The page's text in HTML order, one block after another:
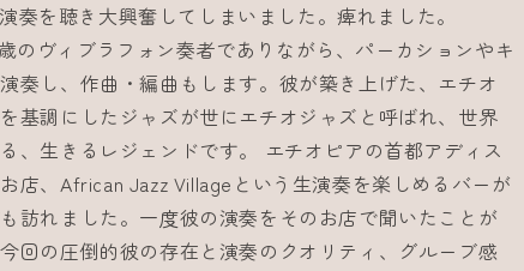
奏を聴き大興奮してしまいました。痺れました。
のヴィブラフォン奏者でありながら、パーカションやキ
奏し、作曲・編曲もします。彼が築き上げた、エチオ
基調にしたジャズが世にエチオジャズと呼ばれ、世界
、生きるレジェンドです。 エチオピアの首都アディス
店、African Jazz Villageという生演奏を楽しめるバーが
訪れました。一度彼の演奏をそのお店で聞いたことが
回の圧倒的彼の存在と演奏のクオリティ、グルーブ感